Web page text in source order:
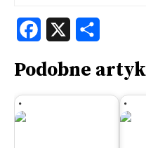
Facebook
Podobne